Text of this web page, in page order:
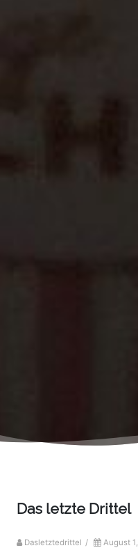
Das letzte Drittel
Dasletztedrittel / August